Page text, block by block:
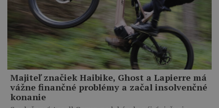
Majiteľ značiek Haibike, Ghost a Lapierre má
vážne finančné problémy a začal insolvenčné
konanie